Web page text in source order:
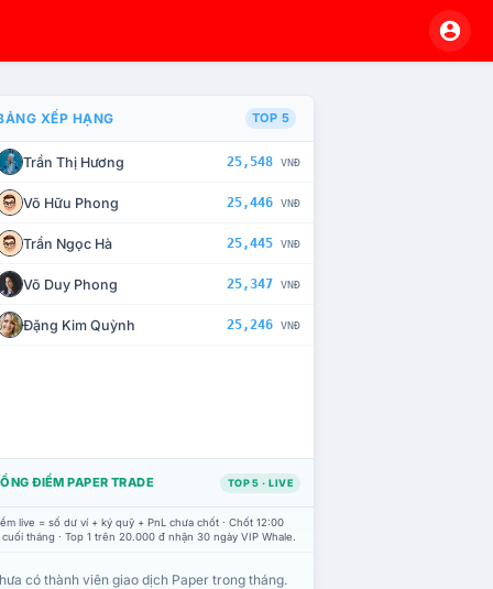
CHẾ TÀI XỬ LÝ VI PHẠM
XẾP HẠNG TOP 5
Trần Thị Hương 25,548 VNĐ
Võ Hữu Phong 25,446 VNĐ
Trần Ngọc Hà 25,445 VNĐ
Võ Duy Phong 25,347 VNĐ
Đặng Kim Quỳnh 25,246 VNĐ
ĐIỂM PAPER TRADE TOP 5 · LIVE
live = số dư ví + ký quỹ + PnL chưa chốt · Chốt 12:00
tháng · Top 1 trên 20.000 đ nhận 30 ngày VIP Whale.
có thành viên giao dịch Paper trong tháng.